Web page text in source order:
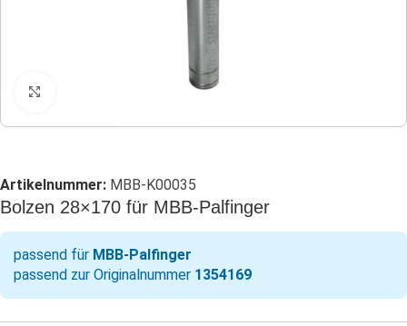
Klicken zum Vergrößern
Artikelnummer: MBB-K00035
Bolzen 28×170 für MBB-Palfinger
passend für MBB-Palfinger
passend zur Originalnummer 1354169